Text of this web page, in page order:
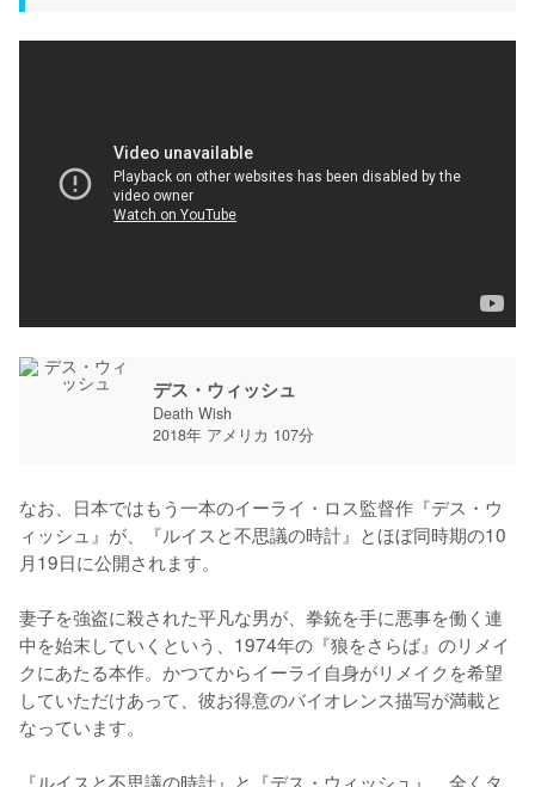
デス・ウィッシュ
Death Wish
2018年 アメリカ 107分
なお、日本ではもう一本のイーライ・ロス監督作『デス・ウ
ィッシュ』が、『ルイスと不思議の時計』とほぼ同時期の10
月19日に公開されます。
妻子を強盗に殺された平凡な男が、拳銃を手に悪事を働く連
中を始末していくという、1974年の『狼をさらば』のリメイ
クにあたる本作。かつてからイーライ自身がリメイクを希望
していただけあって、彼お得意のバイオレンス描写が満載と
なっています。
『ルイスと不思議の時計』と『デス・ウィッシュ』。全くタ